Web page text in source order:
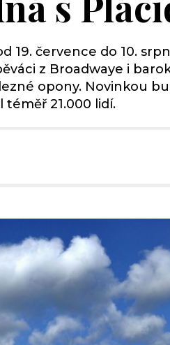
července do 10.
z Broadwaye i
opony. Novinkou
21.000 lidí.